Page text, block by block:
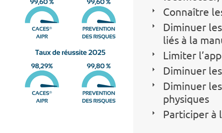
Connaître
Diminuer
liés à la
Limiter
Diminuer
Diminuer
physiques
Participer à